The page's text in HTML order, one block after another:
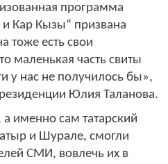
программа
Кар Кызы“ призвана
тоже есть свои
маленькая часть свиты
у нас не получилось бы»,
Юлия Таланова.
именно сам татарский
и Шурале, смогли
СМИ, вовлечь их в